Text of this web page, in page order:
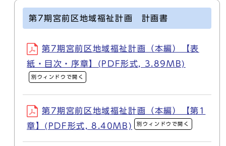
第7期宮前区地域福祉計画 計画書
第7期宮前区地域福祉計画（本編）【表
紙・目次・序章】(PDF形式, 3.89MB)
別ウィンドウで開く
第7期宮前区地域福祉計画（本編）【第1
章】(PDF形式, 8.40MB)
別ウィンドウで開く